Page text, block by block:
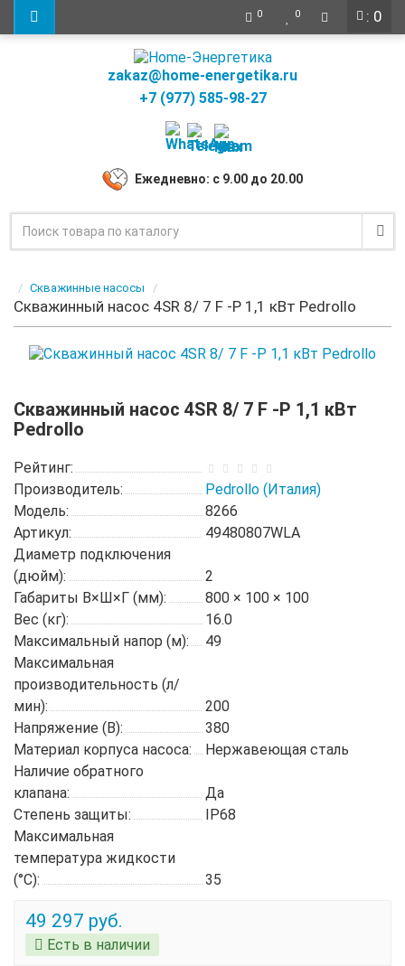
: 0
0 0
zakaz@home-energetika.ru
+7 (977) 585-98-27
Ежедневно: с 9.00 до 20.00
Скважинные насосы
Скважинный насос 4SR 8/ 7 F -P 1,1 кВт Pedrollo
Скважинный насос 4SR 8/ 7 F -P 1,1 кВт
Pedrollo
Рейтинг:
Производитель:
Pedrollo (Италия)
Модель:
8266
Артикул:
49480807WLA
Диаметр подключения
(дюйм):
2
Габариты В×Ш×Г (мм):
800 × 100 × 100
Вес (кг):
16.0
Максимальный напор (м):
49
Максимальная
производительность (л/
мин):
200
Напряжение (В):
380
Материал корпуса насоса:
Нержавеющая сталь
Наличие обратного
клапана:
Да
Степень защиты:
IP68
Максимальная
температура жидкости
(°C):
35
49 297 руб.
Есть в наличии